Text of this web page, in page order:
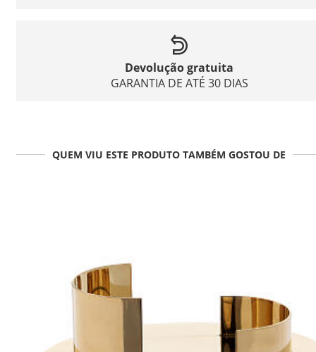
Devolução gratuita
GARANTIA DE ATÉ 30 DIAS
QUEM VIU ESTE PRODUTO TAMBÉM GOSTOU DE